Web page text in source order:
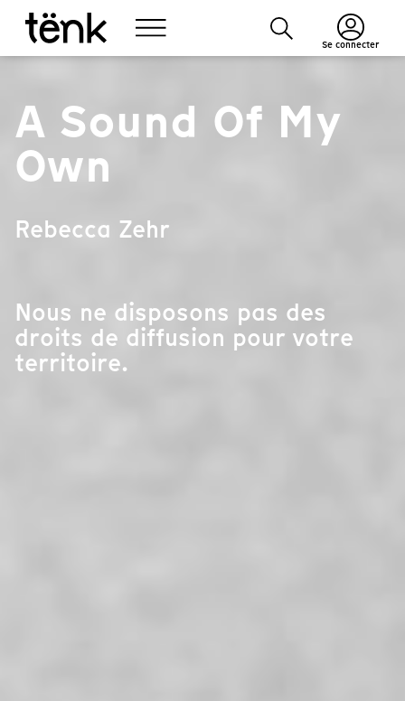
Se connecter
A Sound Of My
Own
Rebecca Zehr
Nous ne disposons pas des
droits de diffusion pour votre
territoire.